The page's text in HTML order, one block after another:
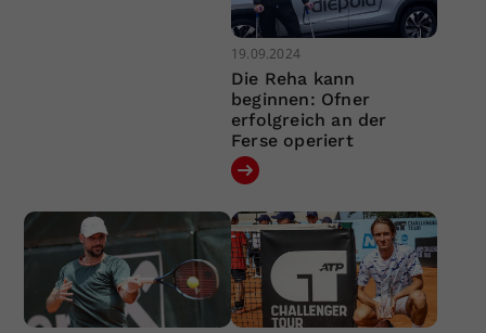
19.09.2024
Die Reha kann
beginnen: Ofner
erfolgreich an der
Ferse operiert